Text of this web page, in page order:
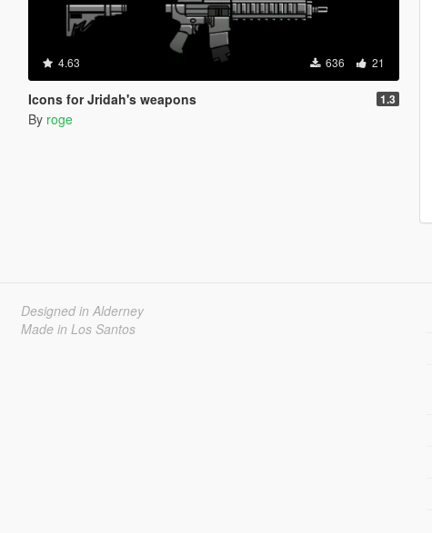
4.63 636 21
Icons for Jridah's weapons 1.3
By roge
Designed in Alderney
Made in Los Santos